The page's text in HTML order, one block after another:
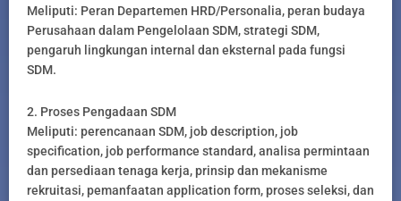
Meliputi: Peran Departemen HRD/Personalia, peran budaya
Perusahaan dalam Pengelolaan SDM, strategi SDM,
pengaruh lingkungan internal dan eksternal pada fungsi
SDM.
2. Proses Pengadaan SDM
Meliputi: perencanaan SDM, job description, job
specification, job performance standard, analisa permintaan
dan persediaan tenaga kerja, prinsip dan mekanisme
rekruitasi, pemanfaatan application form, proses seleksi, dan